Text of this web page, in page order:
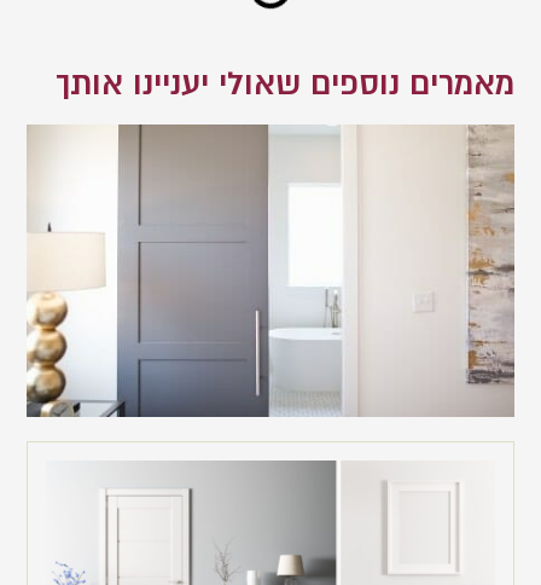
מאמרים נוספים שאולי יעניינו אותך